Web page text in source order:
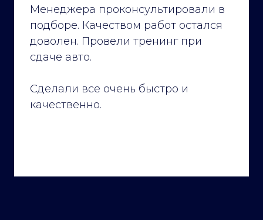
Менеджера проконсультировали в
подборе. Качеством работ остался
доволен. Провели тренинг при
сдаче авто.
Сделали все очень быстро и
качественно.